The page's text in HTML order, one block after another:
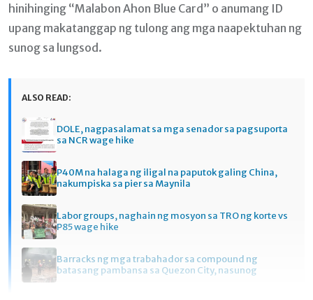
hinihinging “Malabon Ahon Blue Card” o anumang ID
upang makatanggap ng tulong ang mga naapektuhan ng
sunog sa lungsod.
ALSO READ:
DOLE, nagpasalamat sa mga senador sa pagsuporta
sa NCR wage hike
P40M na halaga ng iligal na paputok galing China,
nakumpiska sa pier sa Maynila
Labor groups, naghain ng mosyon sa TRO ng korte vs
P85 wage hike
Barracks ng mga trabahador sa compound ng
batasang pambansa sa Quezon City, nasunog